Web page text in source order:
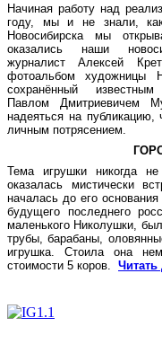
Начиная работу над
году, мы и не знали,
Новосибирска мы
оказались наши
журналист Алексей
фотоальбом художницы
сохранённый известным
Павлом Дмитриевичем
надеяться на
личным потрясением.
Тема игрушки никогда
оказалась мистически
началась до его
будущего последнего
маленького Николушки,
трубы, барабаны,
игрушка. Стоила она
стоимости 5 коров. Читать